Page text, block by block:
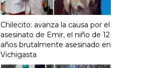
Chilecito: avanza la causa por el
asesinato de Emir, el niño de 12
años brutalmente asesinado en
Vichigasta